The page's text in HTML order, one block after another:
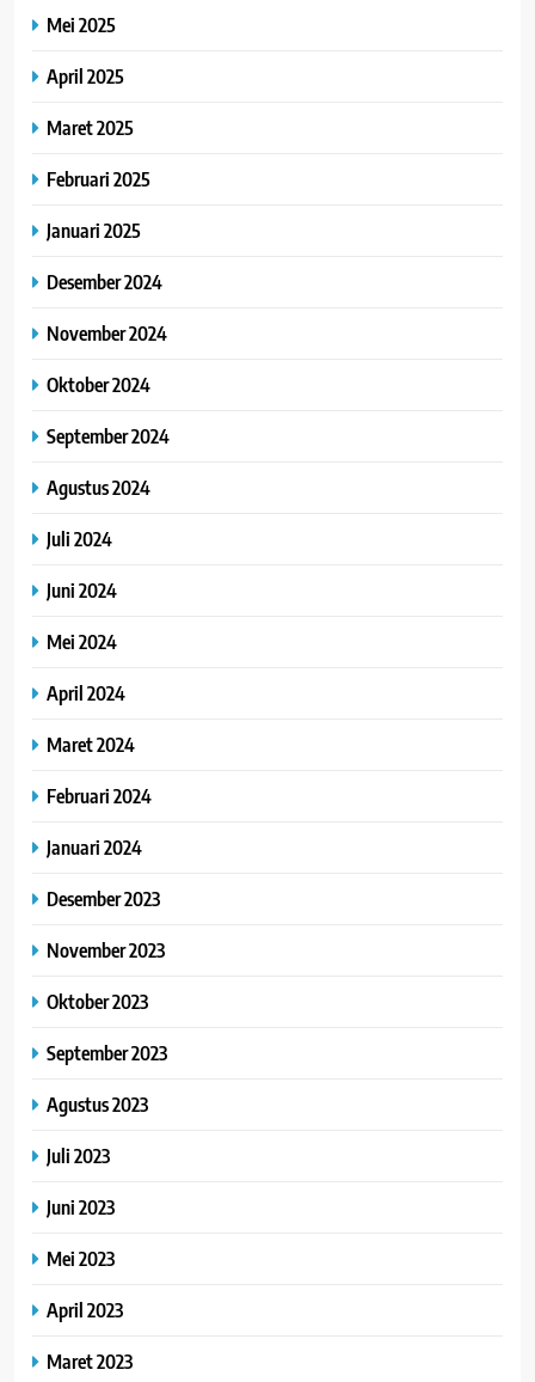
Mei 2025
April 2025
Maret 2025
Februari 2025
Januari 2025
Desember 2024
November 2024
Oktober 2024
September 2024
Agustus 2024
Juli 2024
Juni 2024
Mei 2024
April 2024
Maret 2024
Februari 2024
Januari 2024
Desember 2023
November 2023
Oktober 2023
September 2023
Agustus 2023
Juli 2023
Juni 2023
Mei 2023
April 2023
Maret 2023